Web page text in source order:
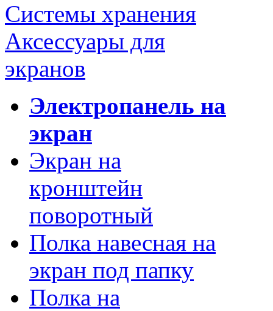
Системы хранения
Аксессуары для
экранов
Электропанель на
экран
Экран на
кронштейн
поворотный
Полка навесная на
экран под папку
Полка на